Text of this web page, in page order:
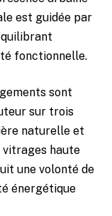
est guidée par
fonctionnelle.
sont
sur trois
naturelle et
vitrages haute
une volonté de
énergétique